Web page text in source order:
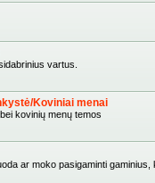
vartus.
Koviniai menai
kovinių menų temos
ar moko pasigaminti